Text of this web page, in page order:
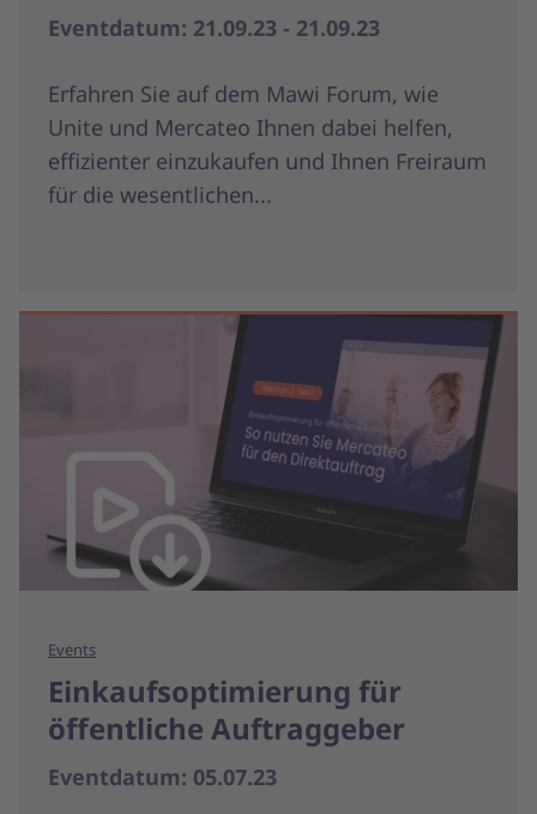
Eventdatum: 21.09.23 - 21.09.23
Erfahren Sie auf dem Mawi Forum, wie
Unite und Mercateo Ihnen dabei helfen,
effizienter einzukaufen und Ihnen Freiraum
für die wesentlichen...
Events
Einkaufs­optimierung für
öffentliche Auftraggeber
Eventdatum: 05.07.23